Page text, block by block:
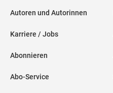
Autoren und Autorinnen
Karriere / Jobs
Abonnieren
Abo-Service